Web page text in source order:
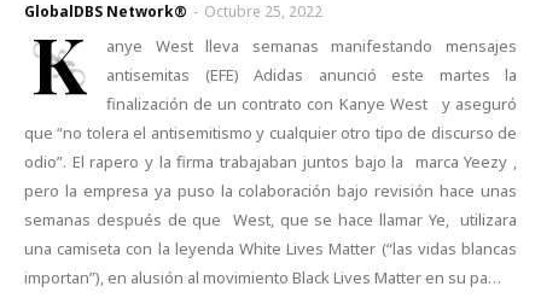
GlobalDBS Network® - Octubre 25, 2022
K
anye West lleva semanas manifestando mensajes
antisemitas (EFE) Adidas anunció este martes la
finalización de un contrato con Kanye West y aseguró
que “no tolera el antisemitismo y cualquier otro tipo de discurso de
odio”. El rapero y la firma trabajaban juntos bajo la marca Yeezy ,
pero la empresa ya puso la colaboración bajo revisión hace unas
semanas después de que West, que se hace llamar Ye, utilizara
una camiseta con la leyenda White Lives Matter (“las vidas blancas
importan”), en alusión al movimiento Black Lives Matter en su pa…